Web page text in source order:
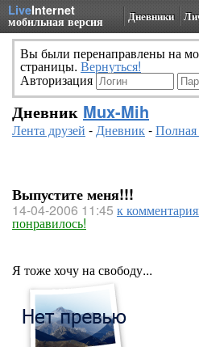
LiveInternet
мобильная версия Дневники
Вы были перенаправлены на
страницы. Вернуться!
Авторизация
Дневник Mux-Mih
Лента друзей -Дневник-Полная
Выпустите меня!!!
14-04-2006 11:45 к
понравилось!
Я тоже хочу на свободу...